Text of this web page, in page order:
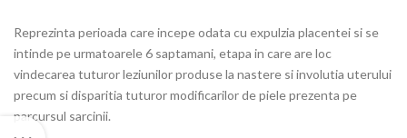
Reprezinta perioada care incepe odata cu expulzia placentei si se
intinde pe urmatoarele 6 saptamani, etapa in care are loc
vindecarea tuturor leziunilor produse la nastere si involutia uterului
precum si disparitia tuturor modificarilor de piele prezenta pe
parcursul sarcinii.